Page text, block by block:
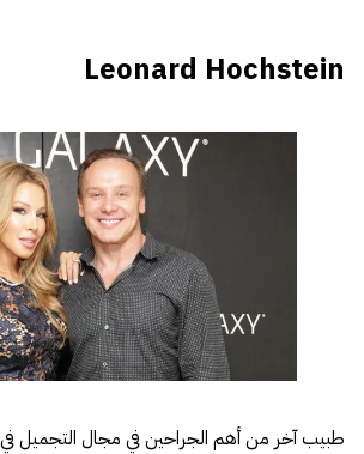
Leonard Hochstein
طبيب آخر من أهم الجراحين في مجال التجميل في